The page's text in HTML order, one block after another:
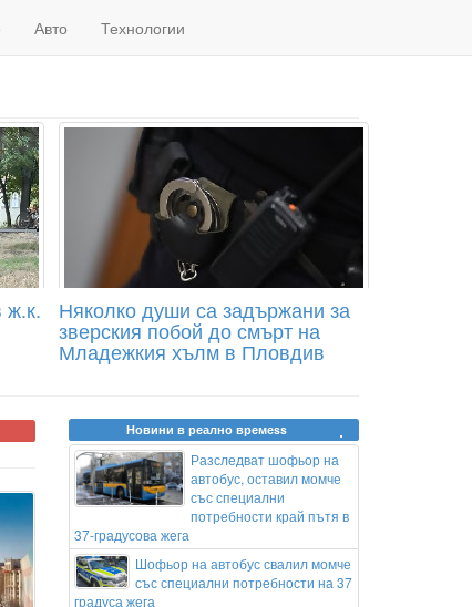
Авто Технологии
ж.к. Няколко души са задържани за
зверския побой до смърт на
Младежкия хълм в Пловдив
Новини в реално времеss
Разследват шофьор на
автобус, оставил момче
със специални
потребности край пътя в
37-градусова жега
Шофьор на автобус свалил момче
със специални потребности на 37
градуса жега